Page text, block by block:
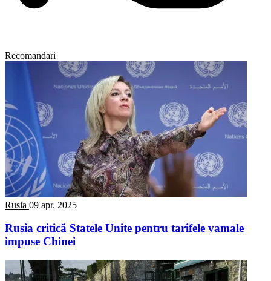
Recomandari
Rusia 09 apr. 2025
Rusia critică Statele Unite pentru tarifele vamale
impuse Chinei